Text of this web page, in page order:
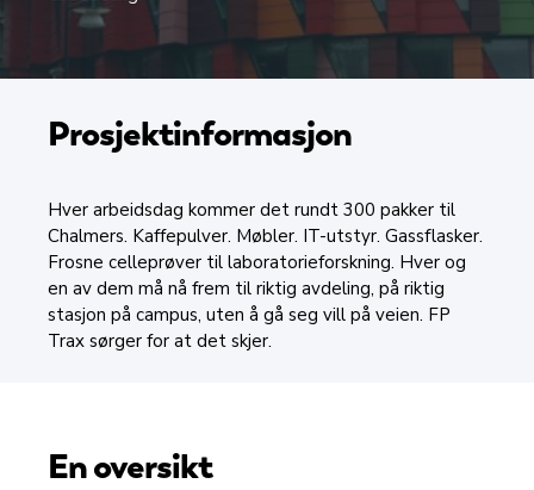
Prosjektinformasjon
Hver arbeidsdag kommer det rundt 300 pakker til
Chalmers. Kaffepulver. Møbler. IT-utstyr. Gassflasker.
Frosne celleprøver til laboratorieforskning. Hver og
en av dem må nå frem til riktig avdeling, på riktig
stasjon på campus, uten å gå seg vill på veien. FP
Trax sørger for at det skjer.
En oversikt